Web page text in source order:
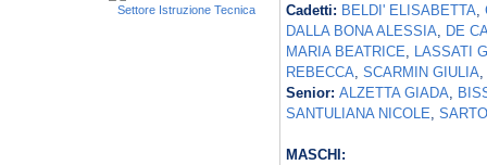
Cadetti: BELDI' ELISABETTA,
DALLA BONA ALESSIA, DE
MARIA BEATRICE, LASSATI
REBECCA, SCARMIN GIULIA,
Senior: ALZETTA GIADA,
SANTULIANA NICOLE,
MASCHI: